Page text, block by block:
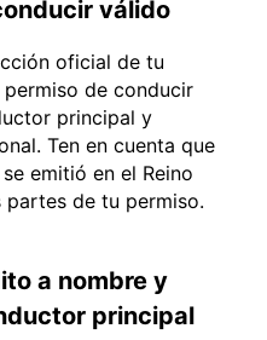
válido
oficial de tu
de conducir
principal y
Ten en cuenta que
emitió en el Reino
partes de tu permiso.
a nombre y
principal